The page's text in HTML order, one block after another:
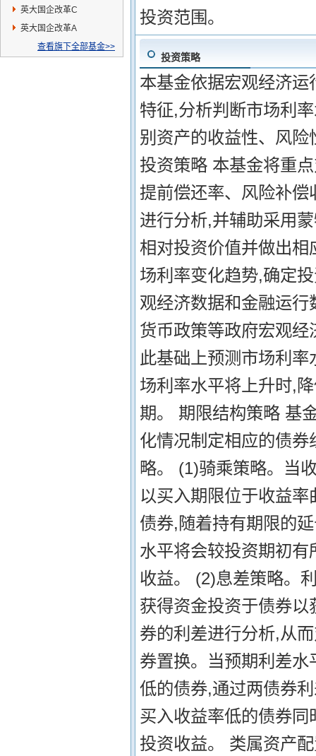
增强发起C
英大国企改革C
英大国企改革A
查看旗下全部基金>>
投资范围。
投资策略
本基金依据宏观经济
特征,分析判断市场利
别资产的收益性、风
投资策略 本基金将重
提前偿还率、风险补
进行分析,并辅助采用
相对投资价值并做出
场利率变化趋势,确定
观经济数据和金融运
货币政策等政府宏观
此基础上预测市场利
场利率水平将上升时,
期。 期限结构策略 基
化情况制定相应的债
略。 (1)骑乘策略。当
以买入期限位于收益
债券,随着持有期限的
水平将会较投资期初
收益。 (2)息差策略。
获得资金投资于债券
券的利差进行分析,从
券置换。当预期利差
低的债券,通过两债券
买入收益率低的债券
投资收益。 类属资产